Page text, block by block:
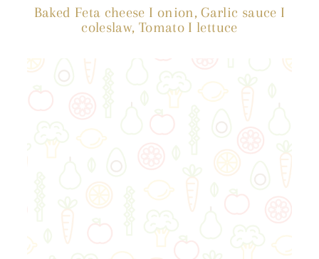
Baked Feta cheese I onion, Garlic sauce I
coleslaw, Tomato I lettuce